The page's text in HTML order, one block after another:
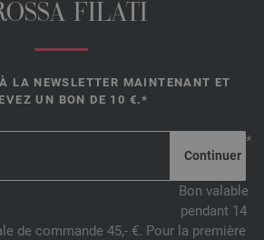
FILATI
LA NEWSLETTER MAINTENANT ET
UN BON DE 10 €.*
*
Bon valable
pendant 14
de commande 45,- €. Pour la première